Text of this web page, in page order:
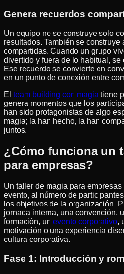
Genera recuerdos
Un equipo no se construye solo
resultados. También se
compartidas. Cuando un grupo
divertido y fuera de lo habitual, se
Ese recuerdo se convierte en
en un punto de conexión entre
El team building con magia tiene
genera momentos que los
han sido protagonistas de algo
magia; la han hecho, la han
juntos.
¿Cómo funciona un
para empresas?
Un taller de magia para
evento, al número de
los objetivos de la organización.
jornada interna, una convención,
formación, un evento corporativo,
motivación o una experiencia
cultura corporativa.
Fase 1: Introducción y